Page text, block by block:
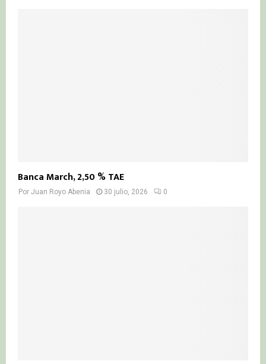
Banca March, 2,50 % TAE
Por Juan Royo Abenia 30 julio, 2026 0